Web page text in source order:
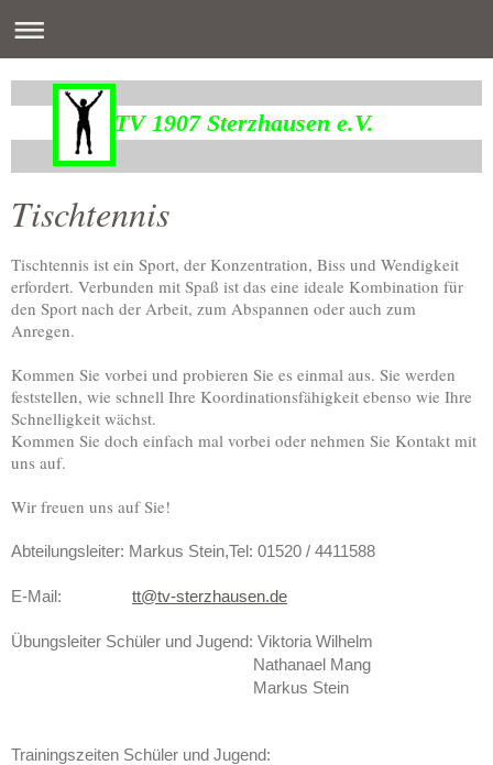
TV 1907 Sterzhausen e.V.
Tischtennis
Tischtennis ist ein Sport, der Konzentration, Biss und Wendigkeit
erfordert. Verbunden mit Spaß ist das eine ideale Kombination für
den Sport nach der Arbeit, zum Abspannen oder auch zum
Anregen.
Kommen Sie vorbei und probieren Sie es einmal aus. Sie werden
feststellen, wie schnell Ihre Koordinationsfähigkeit ebenso wie Ihre
Schnelligkeit wächst.
Kommen Sie doch einfach mal vorbei oder nehmen Sie Kontakt mit
uns auf.
Wir freuen uns auf Sie!
Abteilungsleiter: Markus Stein,Tel: 01520 / 4411588
E-Mail: tt@tv-sterzhausen.de
Übungsleiter Schüler und Jugend: Viktoria Wilhelm
Nathanael Mang
Markus Stein
Trainingszeiten Schüler und Jugend: